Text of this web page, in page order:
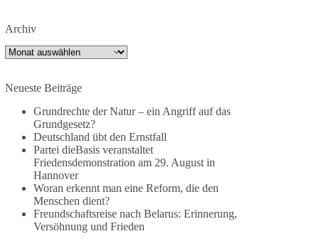
1 Tag zuvor
Jetzt dieBasis Sachsen-Anhalt unterstützen!
Die Landtagswahl 2026 in Sachsen-Anhalt findet
am 6. September statt. Die Inhalte stehen – jetzt
müssen sie gesehen, geteilt und diskutiert werden.
Folge unseren Kanälen:
Facebook:
https://www.facebook.com/groups/diebasissachse
nanhalt/
Instragram:
Archiv
Archiv
Neueste Beiträge
Grundrechte der Natur – ein Angriff auf das
Grundgesetz?
Deutschland übt den Ernstfall
Partei dieBasis veranstaltet
Friedensdemonstration am 29. August in
Hannover
Woran erkennt man eine Reform, die den
Menschen dient?
Freundschaftsreise nach Belarus: Erinnerung,
Versöhnung und Frieden